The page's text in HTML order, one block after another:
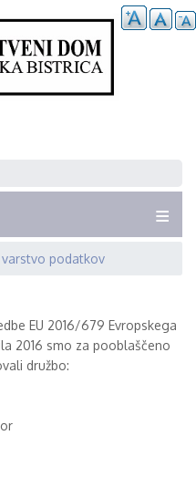
podatkov
EU 2016/679 Evropskega
2016 smo za pooblaščeno
družbo: